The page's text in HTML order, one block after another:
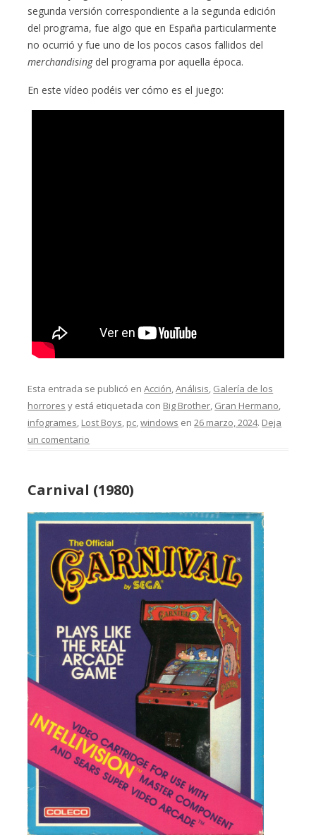
segunda versión correspondiente a la segunda edición
del programa, fue algo que en España particularmente
no ocurrió y fue uno de los pocos casos fallidos del
merchandisingdel programa por aquella época.
En este vídeo podéis ver cómo es el juego:
Esta entrada se publicó enAcción,Análisis, Galería de los
horrores y está etiquetada con Big Brother, Gran Hermano,
infogrames, Lost Boys, pc,windows en26 marzo, 2024. Deja
un comentario
Carnival (1980)